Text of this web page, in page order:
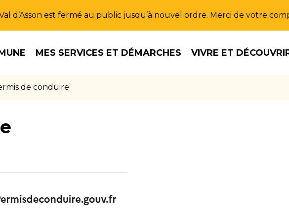
d’Asson est fermé au public jusqu’à nouvel ordre. Merci de votre
MES SERVICES ET DÉMARCHES VIVRE ET
de conduire